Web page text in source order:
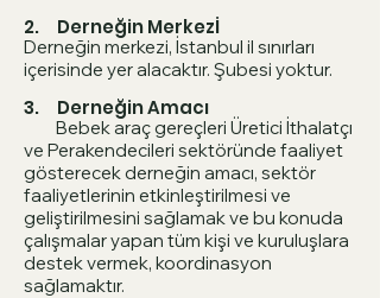
2. Derneğin Merkezİ
Derneğin merkezi, İstanbul il sınırları
içerisinde yer alacaktır. Şubesi yoktur.
3. Derneğin Amacı
Bebek araç gereçleri Üretici İthalatçı
ve Perakendecileri sektöründe faaliyet
gösterecek derneğin amacı, sektör
faaliyetlerinin etkinleştirilmesi ve
geliştirilmesini sağlamak ve bu konuda
çalışmalar yapan tüm kişi ve kuruluşlara
destek vermek, koordinasyon
sağlamaktır.